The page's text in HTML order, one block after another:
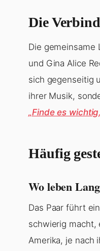
Die
Die gemeinsame
und Gina Alice
sich gegenseitig
ihrer Musik,
„Finde es
Häufig
Wo leben
Das Paar führt
schwierig macht,
Amerika, je nach